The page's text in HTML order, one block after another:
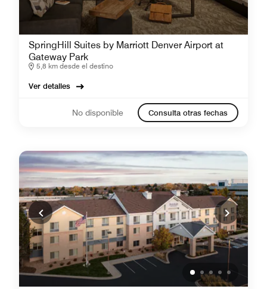
SpringHill Suites by Marriott Denver Airport at
Gateway Park
5,8 km desde el destino
Ver detalles
No disponible Consulta otras fechas